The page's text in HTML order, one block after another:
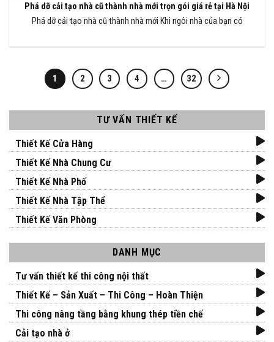
TƯ VẤN THIẾT KẾ
Thiết Kế Cửa Hàng
Thiết Kế Nhà Chung Cư
Thiết Kế Nhà Phố
Thiết Kế Nhà Tập Thể
Thiết Kế Văn Phòng
DANH MỤC
Tư vấn thiết kế thi công nội thất
Thiết Kế – Sản Xuất – Thi Công – Hoàn Thiện
Thi công nâng tầng bằng khung thép tiền chế
Cải tạo nhà ở
Phá dỡ cải tạo nhà cũ thành nhà mới trọn gói giá rẻ tại Hà Nội
Phá dỡ cải tạo nhà cũ thành nhà mới Khi ngôi nhà của bạn có
1 2 3 4 … 32